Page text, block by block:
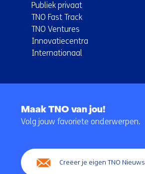
Publiek privaat
TNO Fast Track
TNO Ventures
Innovatiecentra
Internationaal
navigatie
Maak TNO van jou!
Volg jouw favoriete onderwerpen.
Creëer je eigen TNO Nieuws